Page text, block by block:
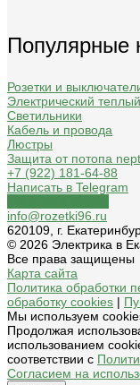
Популярные
Розетки и
Электрический
Светильники
Кабель и провода
Люстры
Защита от потопа
+7 (922) 181-64-88
Написать в Telegram
info@rozetki96.ru
620109, г.
© 2026 Электрика в
Все права защищены
Карта сайта
Политика обработки
обработку cookies |
Мы используем
Продолжая
использованием
соответствии с
Согласием на